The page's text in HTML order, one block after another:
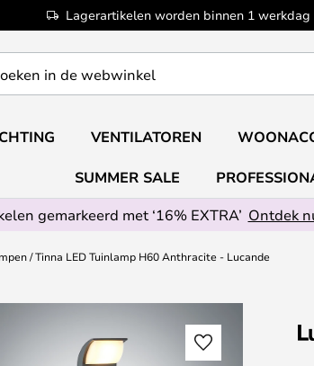
Lagerartikelen worden binnen 1 werkdag
VENTILATOREN
SUMMER SALE
gemarkeerd met ‘16% EXTRA’ Ontdek
Tinna LED Tuinlamp H60 Anthracite - Lucande